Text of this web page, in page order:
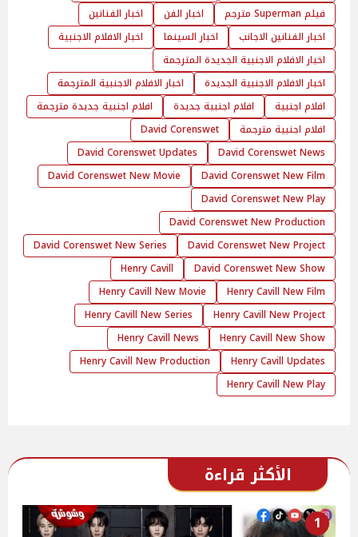
فيلم Superman مترجم
اخبار الفن
اخبار الفنانين
اخبار الفنانين الاجانب
اخبار السينما
اخبار الافلام الاجنبية
اخبار الافلام الاجنبية الجديدة المترجمة
اخبار الافلام الاجنبية الجديدة
اخبار الافلام الاجنبية المترجمة
افلام اجنبية
افلام اجنبية جديدة
افلام اجنبية جديدة مترجمة
افلام اجنبية مترجمة
David Corenswet
David Corenswet News
David Corenswet Updates
David Corenswet New Film
David Corenswet New Movie
David Corenswet New Play
David Corenswet New Production
David Corenswet New Project
David Corenswet New Series
David Corenswet New Show
Henry Cavill
Henry Cavill New Film
Henry Cavill New Movie
Henry Cavill New Project
Henry Cavill New Series
Henry Cavill New Show
Henry Cavill News
Henry Cavill Updates
Henry Cavill New Production
Henry Cavill New Play
الأكثر قراءة
1